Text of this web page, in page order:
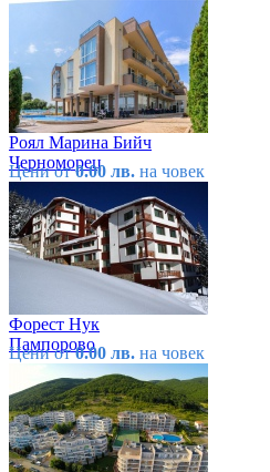
Роял Марина Бийч
Черноморец
Цени от0.00 лв. на човек
Форест Нук
Пампорово
Цени от0.00 лв. на човек